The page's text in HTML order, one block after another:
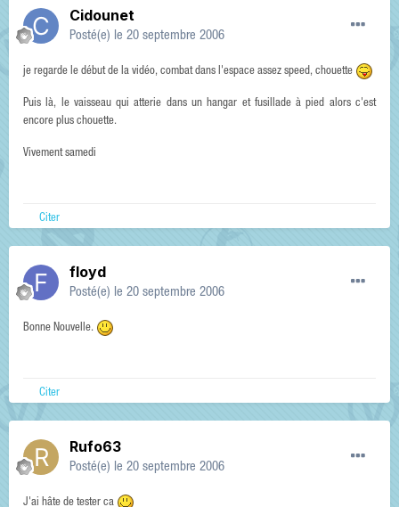
Cidounet
Posté(e) le 20 septembre 2006
je regarde le début de la vidéo, combat dans l'espace assez speed, chouette
Puis là, le vaisseau qui atterie dans un hangar et fusillade à pied alors c'est
encore plus chouette.
Vivement samedi
Citer
floyd
Posté(e) le 20 septembre 2006
Bonne Nouvelle.
Citer
Rufo63
Posté(e) le 20 septembre 2006
J'ai hâte de tester ca